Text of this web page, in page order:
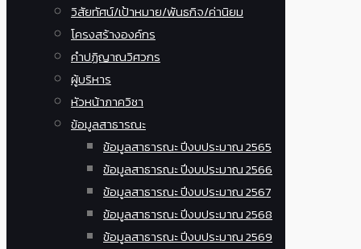
วิสัยทัศน์/เป้าหมาย/พันธกิจ/ค่านิยม
โครงสร้างองค์กร
คำปฏิญาณวิศวกร
ผู้บริหาร
หัวหน้าภาควิชา
ข้อมูลสาธารณะ
ข้อมูลสาธารณะ ปีงบประมาณ 2565
ข้อมูลสาธารณะ ปีงบประมาณ 2566
ข้อมูลสาธารณะ ปีงบประมาณ 2567
ข้อมูลสาธารณะ ปีงบประมาณ 2568
ข้อมูลสาธารณะ ปีงบประมาณ 2569